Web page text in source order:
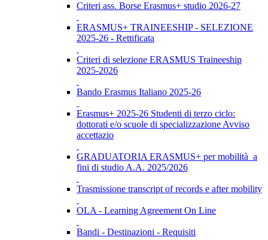
Criteri ass. Borse Erasmus+ studio 2026-27
ERASMUS+ TRAINEESHIP - SELEZIONE
2025-26 - Rettificata
Criteri di selezione ERASMUS Traineeship
2025-2026
Bando Erasmus Italiano 2025-26
Erasmus+ 2025-26 Studenti di terzo ciclo:
dottorati e/o scuole di specializzazione Avviso
accettazio
GRADUATORIA ERASMUS+ per mobilità a
fini di studio A.A. 2025/2026
Trasmissione transcript of records e after mobility
OLA - Learning Agreement On Line
Bandi - Destinazioni - Requisiti